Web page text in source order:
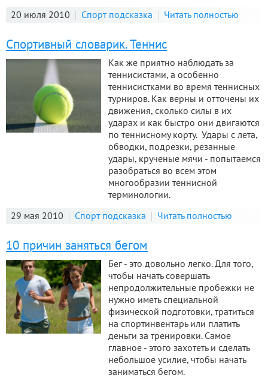
20 июля 2010
Спорт подсказка Читать полностью
Спортивный словарик. Теннис
Как же приятно наблюдать за
теннисистами, а особенно
теннисистками во время теннисных
турниров. Как верны и отточены их
движения, сколько силы в их
ударах и как быстро они двигаются
по теннисному корту. Удары с лета,
обводки, подрезки, резанные
удары, крученые мячи - попытаемся
разобраться во всем этом
многообразии теннисной
терминологии.
29 мая 2010
Спорт подсказка Читать полностью
10 причин заняться бегом
Бег - это довольно легко. Для того,
чтобы начать совершать
непродолжительные пробежки не
нужно иметь специальной
физической подготовки, тратиться
на спортинвентарь или платить
деньги за тренировки. Самое
главное - этого захотеть и сделать
небольшое усилие, чтобы начать
заниматься бегом.